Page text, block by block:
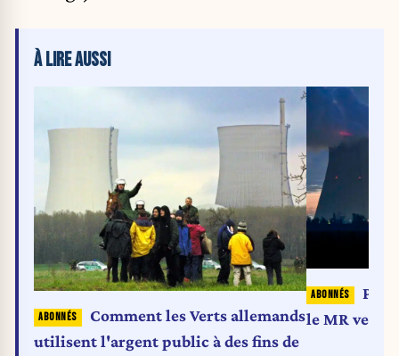
À LIRE AUSSI
Comment les Verts allemands
utilisent l'argent public à des fins de
le MR veut